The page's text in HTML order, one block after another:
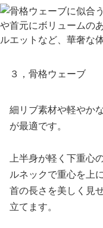
３，骨格ウェーブ
細リブ素材や軽やか
が最適です。
上半身が軽く下重心
ルネックで重心を上
首の長さを美しく見
立てます。